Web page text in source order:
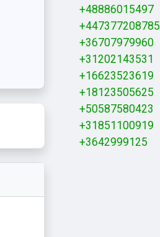
+48886015497
+447377208785
+36707979960
+31202143531
+16623523619
+18123505625
+50587580423
+31851100919
+3642999125